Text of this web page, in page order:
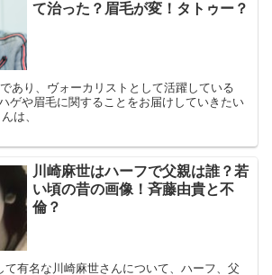
て治った？眉毛が変！タトゥー？
あり、ヴォーカリストとして活躍している
ゲや眉毛に関することをお届けしていきたい
は、
川崎麻世はハーフで父親は誰？若
い頃の昔の画像！斉藤由貴と不
倫？
て有名な川崎麻世さんについて、ハーフ、父